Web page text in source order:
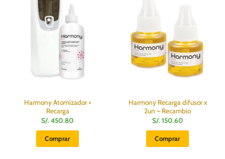
Harmony Atomizador +
Recarga
S/.450.80
Comprar
Harmony Recarga difusor x
2un – Recambio
S/.150.60
Comprar